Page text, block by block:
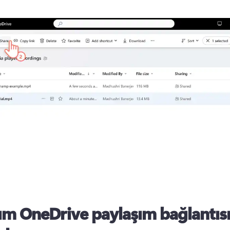
OneDrive paylaşım